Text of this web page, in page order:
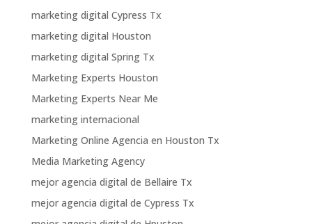
marketing digital Cypress Tx
marketing digital Houston
marketing digital Spring Tx
Marketing Experts Houston
Marketing Experts Near Me
marketing internacional
Marketing Online Agencia en Houston Tx
Media Marketing Agency
mejor agencia digital de Bellaire Tx
mejor agencia digital de Cypress Tx